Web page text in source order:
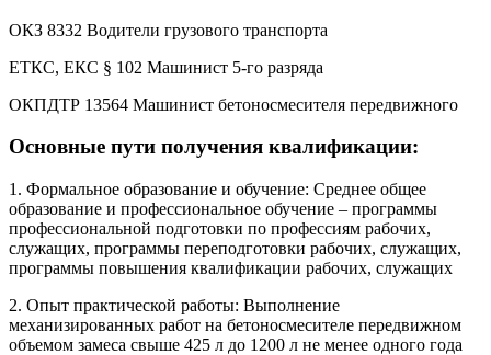
ОКЗ 8332 Водители грузового транспорта
ЕТКС, ЕКС § 102 Машинист 5-го разряда
ОКПДТР 13564 Машинист бетоносмесителя передвижного
Основные пути получения квалификации:
1. Формальное образование и обучение: Среднее общее
образование и профессиональное обучение – программы
профессиональной подготовки по профессиям рабочих,
служащих, программы переподготовки рабочих, служащих,
программы повышения квалификации рабочих, служащих
2. Опыт практической работы: Выполнение
механизированных работ на бетоносмесителе передвижном
объемом замеса свыше 425 л до 1200 л не менее одного года